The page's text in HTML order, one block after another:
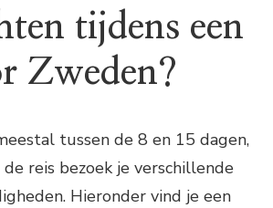
tijdens een
Zweden?
tussen de 8 en 15 dagen,
reis bezoek je verschillende
Hieronder vind je een